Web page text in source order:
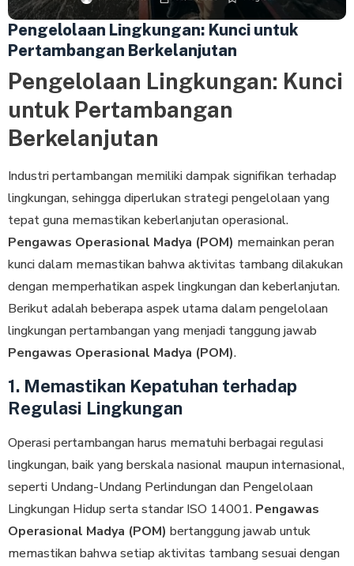
Pengelolaan Lingkungan: Kunci untuk
Pertambangan Berkelanjutan
Pengelolaan Lingkungan: Kunci
untuk Pertambangan
Berkelanjutan
Industri pertambangan memiliki dampak signifikan terhadap
lingkungan, sehingga diperlukan strategi pengelolaan yang
tepat guna memastikan keberlanjutan operasional.
Pengawas Operasional Madya (POM) memainkan peran
kunci dalam memastikan bahwa aktivitas tambang dilakukan
dengan memperhatikan aspek lingkungan dan keberlanjutan.
Berikut adalah beberapa aspek utama dalam pengelolaan
lingkungan pertambangan yang menjadi tanggung jawab
Pengawas Operasional Madya (POM).
1. Memastikan Kepatuhan terhadap
Regulasi Lingkungan
Operasi pertambangan harus mematuhi berbagai regulasi
lingkungan, baik yang berskala nasional maupun internasional,
seperti Undang-Undang Perlindungan dan Pengelolaan
Lingkungan Hidup serta standar ISO 14001. Pengawas
Operasional Madya (POM) bertanggung jawab untuk
memastikan bahwa setiap aktivitas tambang sesuai dengan